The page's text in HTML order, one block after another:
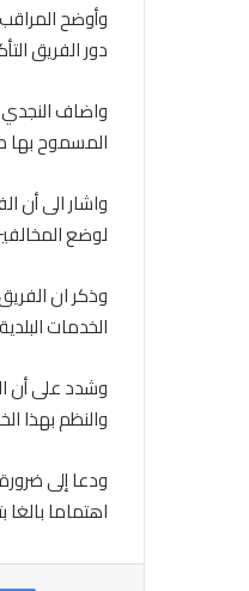
وأوضح
دور الفريق
واضاف النجدي
المسموح بها
لوضع
وذكر ان
الخدمات
وشدد على أن
والنظم بهذا
ودعا إلى
اهتماما